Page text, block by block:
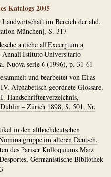
Katalogs 2005
im Bereich der ahd.
München], S. 317
antiche all'Excerptum a
Annali Istituto Universitario
Nuova serie 6 (1996), p. 31-61
und bearbeitet von Elias
Alphabetisch geordnete Glossare.
Handschriftenverzeichnis,
– Zürich 1898, S. 501, Nr.
in den althochdeutschen
im älteren Deutsch.
des Pariser Kolloquiums März
Germanistische Bibliothek